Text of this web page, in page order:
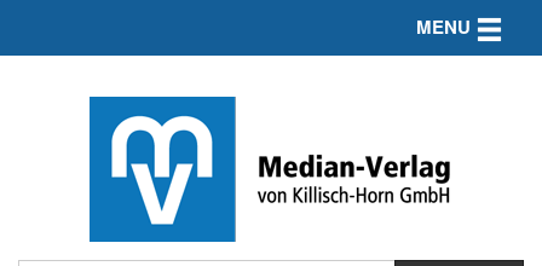
MENU Toggle